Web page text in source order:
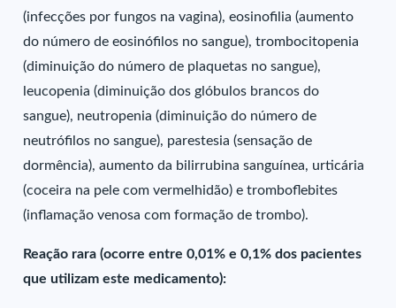
(infecções por fungos na vagina), eosinofilia (aumento
do número de eosinófilos no sangue), trombocitopenia
(diminuição do número de plaquetas no sangue),
leucopenia (diminuição dos glóbulos brancos do
sangue), neutropenia (diminuição do número de
neutrófilos no sangue), parestesia (sensação de
dormência), aumento da bilirrubina sanguínea, urticária
(coceira na pele com vermelhidão) e tromboflebites
(inflamação venosa com formação de trombo).
Reação rara (ocorre entre 0,01% e 0,1% dos pacientes
que utilizam este medicamento):